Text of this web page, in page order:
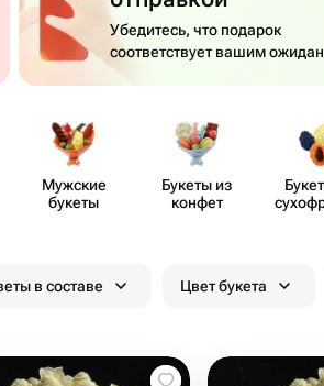
Убедитесь, что подарок
соответствует вашим
Мужские
букеты
Букеты из
конфет
в составе Цвет букета